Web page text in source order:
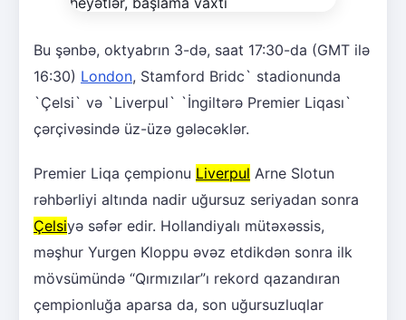
Bu şənbə, oktyabrın 3-də, saat 17:30-da (GMT ilə
16:30) London, Stamford Bridc` stadionunda
`Çelsi` və `Liverpul` `İngiltərə Premier Liqası`
çərçivəsində üz-üzə gələcəklər.
Premier Liqa çempionu Liverpul Arne Slotun
rəhbərliyi altında nadir uğursuz seriyadan sonra
Çelsiyə səfər edir. Hollandiyalı mütəxəssis,
məşhur Yurgen Kloppu əvəz etdikdən sonra ilk
mövsümündə “Qırmızılar”ı rekord qazandıran
çempionluğa aparsa da, son uğursuzluqlar